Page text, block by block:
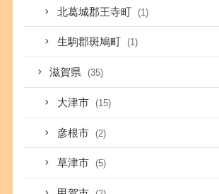
北葛城郡王寺町 (1)
生駒郡斑鳩町 (1)
滋賀県 (35)
大津市 (15)
彦根市 (2)
草津市 (5)